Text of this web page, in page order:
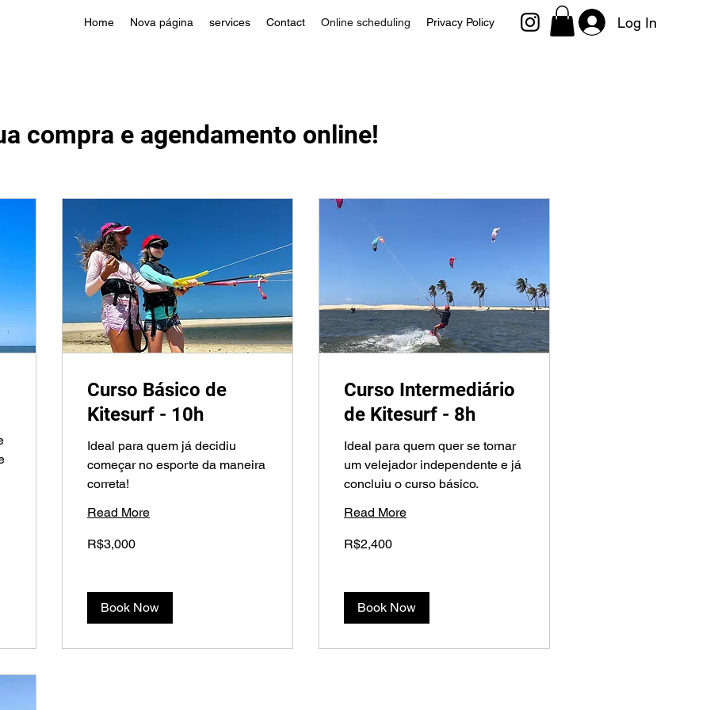
Log In
Home Nova página services Contact Online scheduling Privacy Policy
compra e agendamento online!
Curso Básico de
Kitesurf - 10h
Ideal para quem já decidiu
começar no esporte da maneira
correta!
Read More
Brazilian
R$3,000
Book Now
Curso Intermediário
de Kitesurf - 8h
Ideal para quem quer se tornar
um velejador independente e já
concluiu o curso básico.
Read More
Brazilian
R$2,400
Book Now